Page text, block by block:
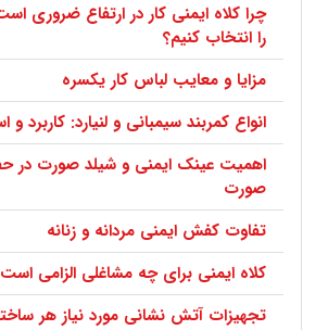
چرا کلاه ایمنی کار در ارتفاع ضروری
را انتخاب کنیم؟
مزایا و معایب لباس کار یکسره
انواع کمربند سیمبانی و لنیارد: کاربرد و
اهمیت عینک ایمنی و شیلد صورت
صورت
تفاوت کفش ایمنی مردانه و زنانه
کلاه ایمنی برای چه مشاغلی الزامی
تجهیزات آتش نشانی مورد نیاز هر